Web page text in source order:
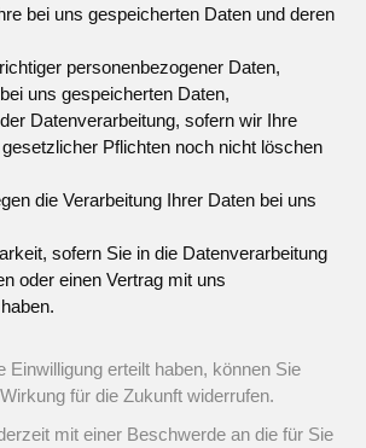
bei uns gespeicherten Daten und deren
personenbezogener Daten,
uns gespeicherten Daten,
Datenverarbeitung, sofern wir Ihre
Pflichten noch nicht löschen
die Verarbeitung Ihrer Daten bei uns
sofern Sie in die Datenverarbeitung
oder einen Vertrag mit uns
Einwilligung erteilt haben, können Sie
für die Zukunft widerrufen.
mit einer Beschwerde an die für Sie